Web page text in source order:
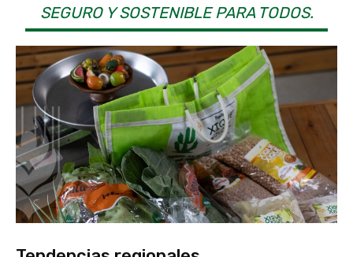
SEGURO Y SOSTENIBLE PARA TODOS.